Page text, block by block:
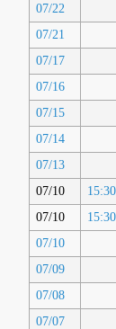
07/22
07/21
07/17
07/16
07/15
07/14
07/13
07/10
07/10
07/10
07/09
07/08
07/07